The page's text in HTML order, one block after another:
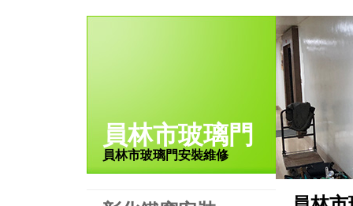
員林市玻璃門
員林市玻璃門安裝維修